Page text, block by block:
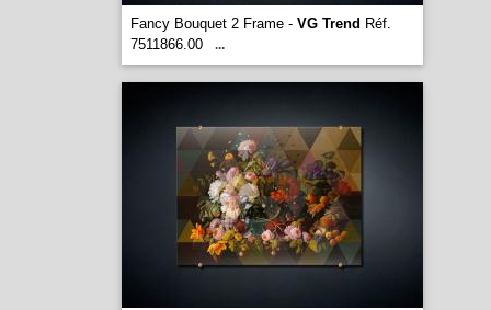
Fancy Bouquet 2 Frame - VG Trend Réf.
7511866.00
...